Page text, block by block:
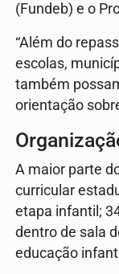
(Fundeb) e o
“Além do
escolas,
também
orientação
A maior parte
curricular
etapa infantil;
dentro de sala
educação